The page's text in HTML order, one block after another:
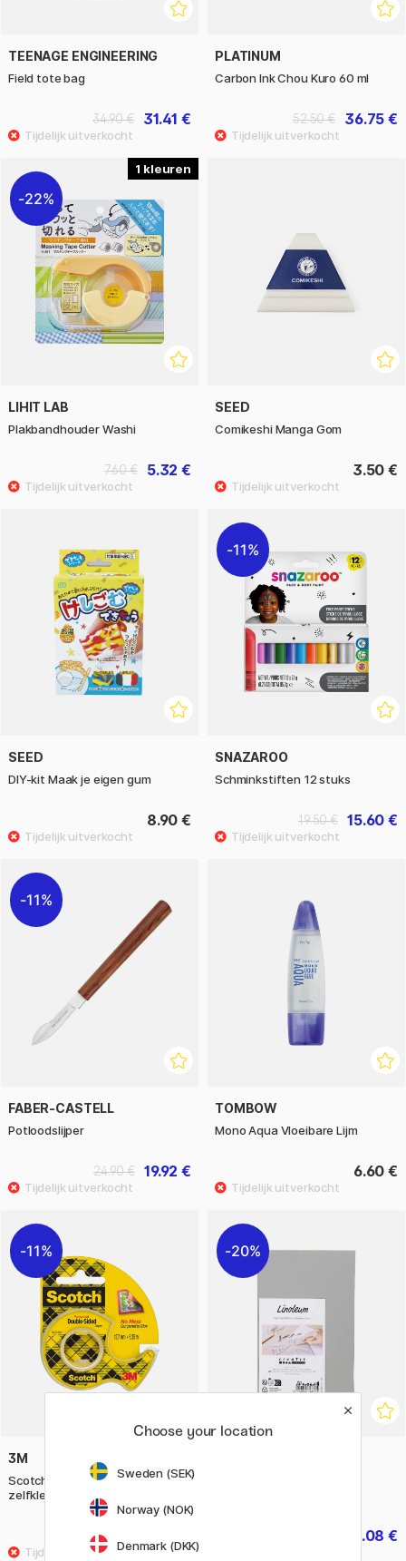
TEENAGE ENGINEERING
Field tote bag
31.41 €
34.90 €
PLATINUM
Carbon Ink Chou Kuro 60 ml
36.75 €
52.50 €
1
22%
LIHIT LAB
Plakbandhouder Washi
5.32 €
7.60 €
SEED
Comikeshi Manga Gom
3.50 €
SEED
DIY-kit Maak je eigen gum
8.90 €
11%
SNAZAROO
Schminkstiften 12 stuks
15.60 €
19.50 €
11%
FABER-CASTELL
Potloodslijper
19.92 €
24.90 €
TOMBOW
Mono Aqua Vloeibare Lijm
6.60 €
11%
3M
Scotch Dubbelzijdige
zelfklevende tape
6.60 €
20%
6.08 €
Choose your location
Sweden (SEK)
Norway (NOK)
Denmark (DKK)